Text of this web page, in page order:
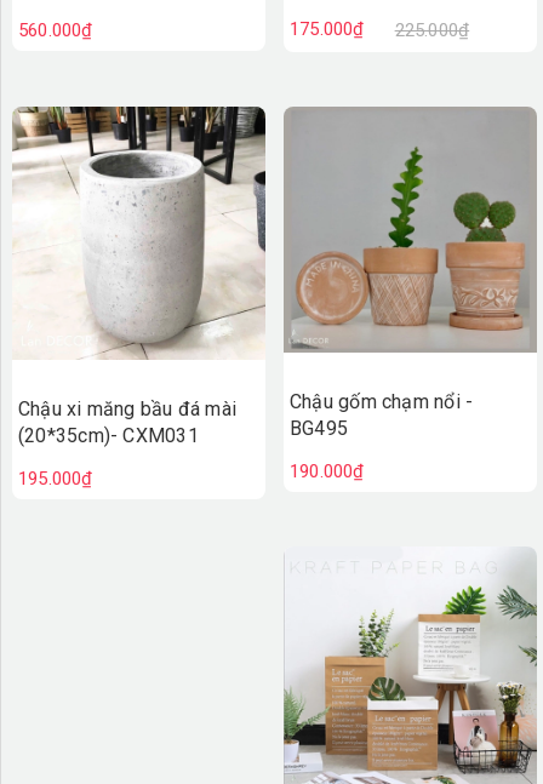
560.000₫ 175.000₫ 225.000₫
Chậu xi măng bầu đá mài
(20*35cm)- CXM031
195.000₫
Chậu gốm chạm nổi -
BG495
190.000₫